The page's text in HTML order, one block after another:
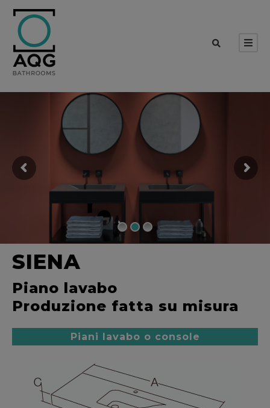
SIENA
Piano lavabo
Produzione fatta su misura
Piani lavabo o console